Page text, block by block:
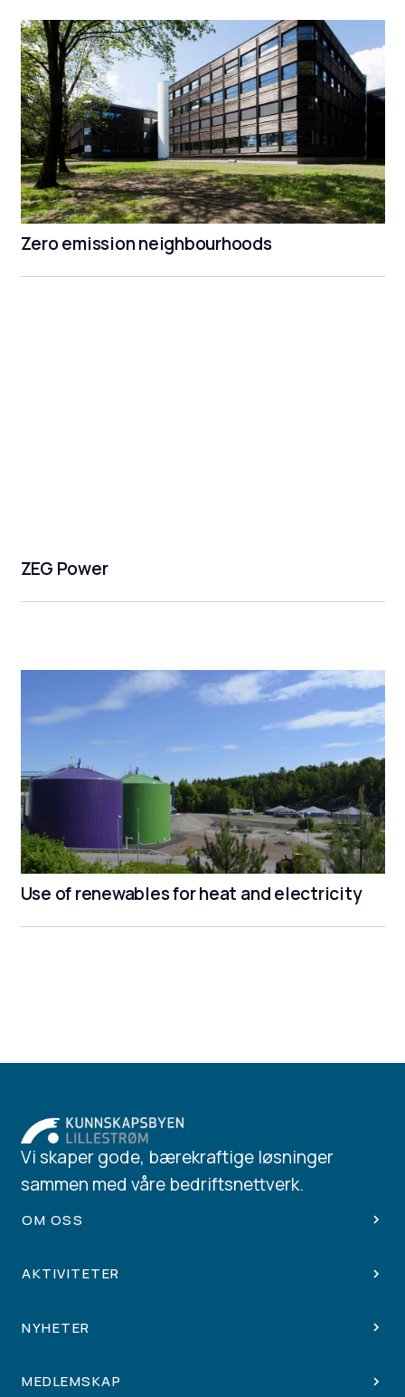
Zero emission neighbourhoods
ZEG Power
Use of renewables for heat and electricity
Vi skaper gode, bærekraftige løsninger
sammen med våre bedriftsnettverk.
OM OSS
AKTIVITETER
NYHETER
MEDLEMSKAP